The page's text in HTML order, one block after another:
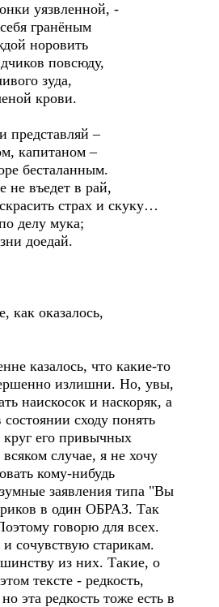
уязвленной, -
гранёным
норовить
повсюду,
зуда,
крови.
представляй –
капитаном –
бесталанным.
не въедет в рай,
страх и скуку…
делу мука;
доедай.
как оказалось,
казалось, что какие-то
излишни. Но, увы,
наискосок и наскоряк, а
сходу понять
круг его привычных
случае, я не хочу
кому-нибудь
заявления типа "Вы
в один ОБРАЗ. Так
говорю для всех.
сочувствую старикам.
из них. Такие, о
тексте - редкость,
эта редкость тоже есть в